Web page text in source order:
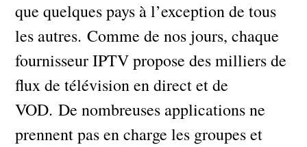
que quelques pays à l’exception de tous
les autres. Comme de nos jours, chaque
fournisseur IPTV propose des milliers de
flux de télévision en direct et de
VOD. De nombreuses applications ne
prennent pas en charge les groupes et